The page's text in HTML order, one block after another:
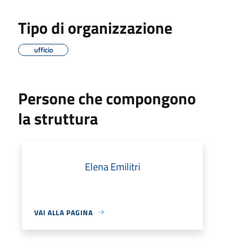
Tipo di organizzazione
ufficio
Persone che compongono
la struttura
Elena Emilitri
VAI ALLA PAGINA